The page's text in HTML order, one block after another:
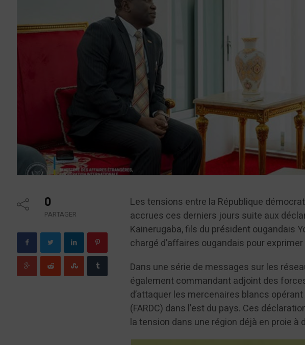
0
PARTAGER
Les tensions entre la République
accrues ces derniers jours suite aux
Kainerugaba, fils du président ougandais
chargé d’affaires ougandais pour
Dans une série de messages sur les
également commandant adjoint des
d’attaquer les mercenaires blancs
(FARDC) dans l’est du pays. Ces
la tension dans une région déjà en proie à